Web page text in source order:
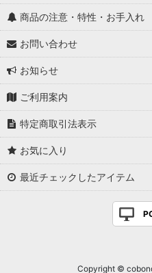
商品の注意・特性・お手入れ
お問い合わせ
お知らせ
ご利用案内
特定商取引法表示
お気に入り
最近チェックしたアイテム
Copyright ©